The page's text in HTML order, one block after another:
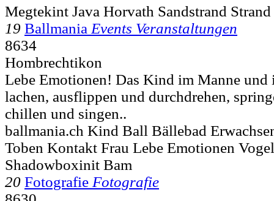
Megtekint Java Horvath Sandstrand Strand
19 Ballmania Events Veranstaltungen
8634
Hombrechtikon
Lebe Emotionen! Das Kind im Manne und
lachen, ausflippen und durchdrehen,
chillen und singen..
ballmania.ch Kind Ball Bällebad
Toben Kontakt Frau Lebe Emotionen
Shadowboxinit Bam
20 Fotografie Fotografie